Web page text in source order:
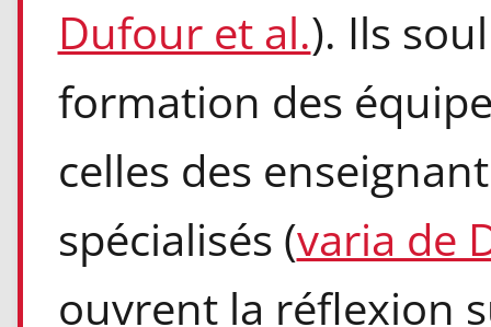
Dufour et al.). Ils
formation des
celles des
spécialisés (varia de
ouvrent la réflexion